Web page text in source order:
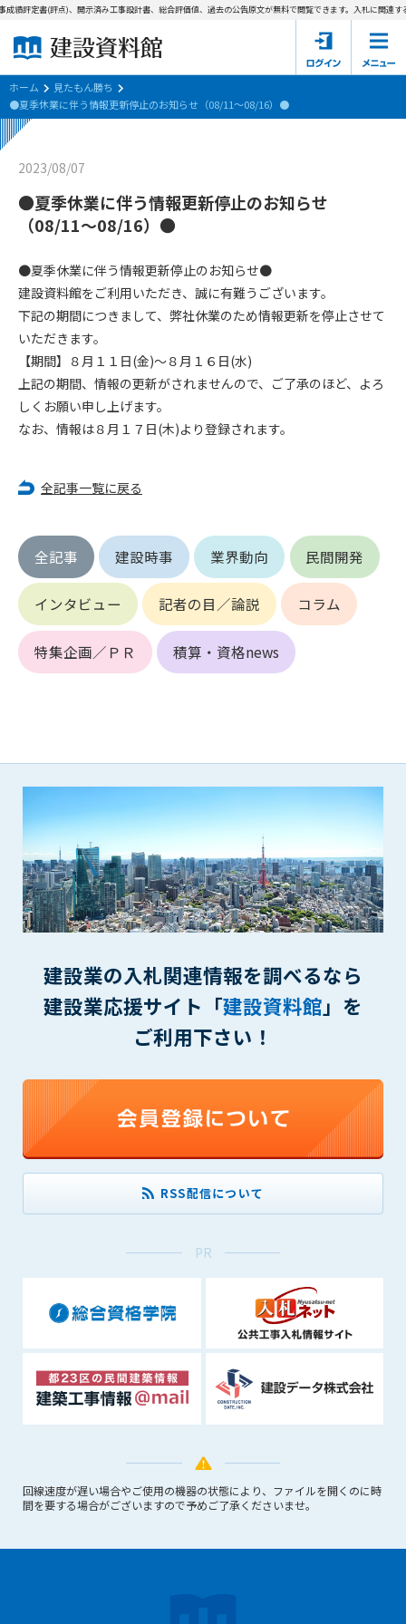
建設資料館とは
東京都の入札資料
見たもん勝ち
会員登録について
サポーター会員一覧
会社概要 お問い合わせ
会員規約
績評定書(評点)、開示済み工事設計書、総合評価値、過去の公告原文が無料で閲覧できます。 入札に関連す
ホーム
見たもん勝ち
●夏季休業に伴う情報更新停止のお知らせ（08/11～08/16）●
2023/08/07
●夏季休業に伴う情報更新停止のお知らせ
（08/11～08/16）●
●夏季休業に伴う情報更新停止のお知らせ●
建設資料館をご利用いただき、誠に有難うございます。
下記の期間につきまして、弊社休業のため情報更新を停止させて
いただきます。
【期間】８月１１日(金)～８月１６日(水)
上記の期間、情報の更新がされませんので、ご了承のほど、よろ
しくお願い申し上げます。
なお、情報は８月１７日(木)より登録されます。
全記事一覧に戻る
全記事 建設時事 業界動向 民間開発
インタビュー 記者の目／論説 コラム
特集企画／ＰＲ 積算・資格news
建設業の入札関連情報を調べるなら
建設業応援サイト「建設資料館」を
ご利用下さい！
RSS配信について
PR
回線速度が遅い場合やご使用の機器の状態により、ファイルを開くのに時
間を要する場合がございますので予めご了承くださいませ。
第1条（規約の目的）
会員サービスの利用条件等について定めるものです。
2. 管理者が建設資料館WEB上で随時掲載するルールは本規約の
一部を構成するものとします。
第2条（規約の変更）
本規約は、会員の了承を得ることなく、随時変更されることが
あります。変更内容は、建設資料館WEB上に表示した時点で直
ちに全ての会員が了承したものとみなします。
後、管理者がこれを承認した者をいいます。
1. 管理者は前条により審査の結果、会員申込みをした者が以下
の何れかの項目に該当することがわかった場合、その者の会
員としての権限を承認しないことがあります。
(1) 会員申し込みをした者が実在しなかった場合
(2) 本規約に違反した場合/li>
(3) 会員申し込みの際、申告事項に虚偽があった場合
(4) 会員申込者が管理者所定の手続き通りに会員申込手続き処
第5条（IDおよびパスワードの管理）
1. 会員は申込の際に管理者が発行したIDおよびパスワードの使
用および管理について責任を負うものとします。
2. 会員は、自己のIDおよびパスワードを、貸与、譲渡、売買、
その他形態を問わず、第三者に利用させることはできませ
ん。
を負うものとし、管理者は一切責任を負いません。
第6条（会員の禁止事項）
1. 会員は建設資料館WEB上で以下の行為をしないものとしま
(1) 第三者または管理者の著作権、その他知的所有権を侵害す
る行為
(2) 第三者または管理者の財産、プライバシー等を侵害する行
(4) 有害なコンピュータプログラム等を送信又は書き込む行為
(7) 公序良俗に反する行為
(10) 建設資料館から知り得た情報及びダウンロードした情報
を、営利を目的として第三者に転売し、または転売のため
に第三者に提供すること
第7条（登録内容の削除）
管理者は、会員が登録した内容が以下に該当する、またはその
(1) 登録されている情報が、第6条の定める禁止事項に該当する
と管理者が、判断した場合
(2) 建設資料館の運営および保守管理上、必要と判断した場合